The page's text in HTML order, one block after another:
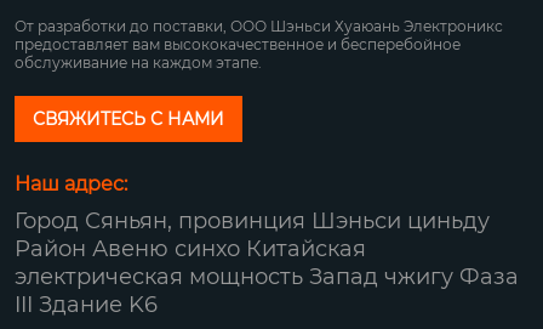
От разработки до поставки, ООО Шэньси Хуаюань Электроникс
предоставляет вам высококачественное и бесперебойное
обслуживание на каждом этапе.
СВЯЖИТЕСЬ С НАМИ
Наш адрес:
Город Сяньян, провинция Шэньси циньду
Район Авеню синхо Китайская
электрическая мощность Запад чжигу Фаза
III Здание K6